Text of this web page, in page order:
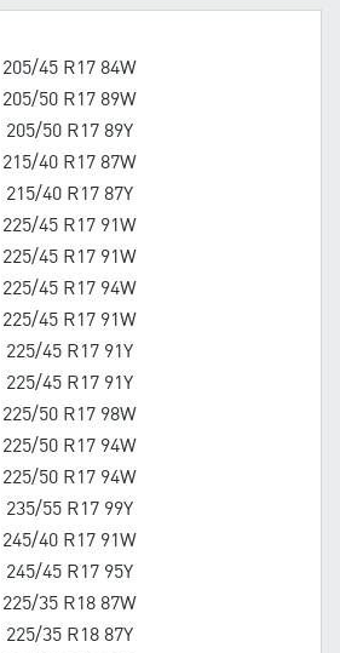
205/45 R17 84W
205/50 R17 89W
205/50 R17 89Y
215/40 R17 87W
215/40 R17 87Y
225/45 R17 91W
225/45 R17 91W
225/45 R17 94W
225/45 R17 91W
225/45 R17 91Y
225/45 R17 91Y
225/50 R17 98W
225/50 R17 94W
225/50 R17 94W
235/55 R17 99Y
245/40 R17 91W
245/45 R17 95Y
225/35 R18 87W
225/35 R18 87Y